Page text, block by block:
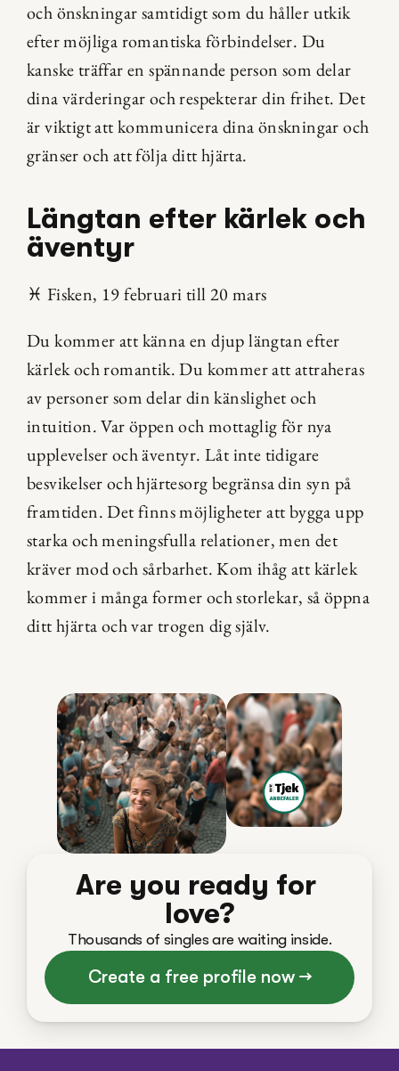
och önskningar samtidigt som du håller utkik
efter möjliga romantiska förbindelser. Du
kanske träffar en spännande person som delar
dina värderingar och respekterar din frihet. Det
är viktigt att kommunicera dina önskningar och
gränser och att följa ditt hjärta.
Längtan efter kärlek och
äventyr
♓ Fisken, 19 februari till 20 mars
Du kommer att känna en djup längtan efter
kärlek och romantik. Du kommer att attraheras
av personer som delar din känslighet och
intuition. Var öppen och mottaglig för nya
upplevelser och äventyr. Låt inte tidigare
besvikelser och hjärtesorg begränsa din syn på
framtiden. Det finns möjligheter att bygga upp
starka och meningsfulla relationer, men det
kräver mod och sårbarhet. Kom ihåg att kärlek
kommer i många former och storlekar, så öppna
ditt hjärta och var trogen dig själv.
Are you ready for
love?
Thousands of singles are waiting inside.
Create a free profile now →